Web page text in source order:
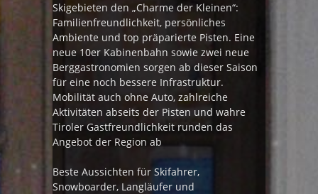
Skigebieten den „Charme der Kleinen“:
Familienfreundlichkeit, persönliches
Ambiente und top präparierte Pisten. Eine
neue 10er Kabinenbahn sowie zwei neue
Berggastronomien sorgen ab dieser Saison
für eine noch bessere Infrastruktur.
Mobilität auch ohne Auto, zahlreiche
Aktivitäten abseits der Pisten und wahre
Tiroler Gastfreundlichkeit runden das
Angebot der Region ab
Beste Aussichten für Skifahrer,
Snowboarder, Langläufer und